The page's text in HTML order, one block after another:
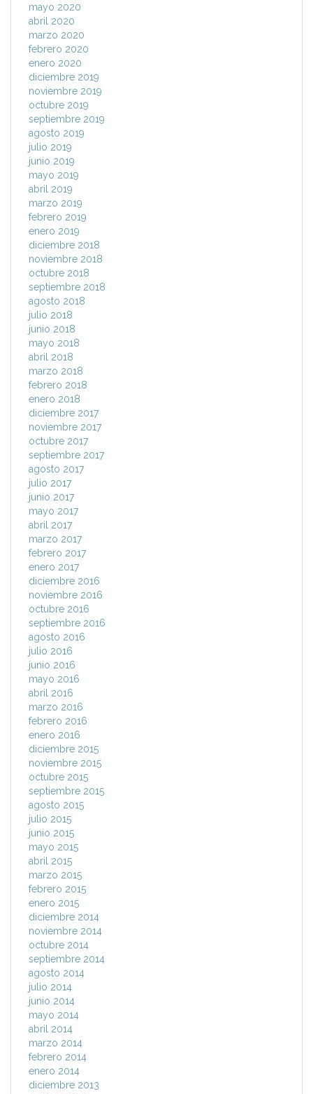
mayo 2020
abril 2020
marzo 2020
febrero 2020
enero 2020
diciembre 2019
noviembre 2019
octubre 2019
septiembre 2019
agosto 2019
julio 2019
junio 2019
mayo 2019
abril 2019
marzo 2019
febrero 2019
enero 2019
diciembre 2018
noviembre 2018
octubre 2018
septiembre 2018
agosto 2018
julio 2018
junio 2018
mayo 2018
abril 2018
marzo 2018
febrero 2018
enero 2018
diciembre 2017
noviembre 2017
octubre 2017
septiembre 2017
agosto 2017
julio 2017
junio 2017
mayo 2017
abril 2017
marzo 2017
febrero 2017
enero 2017
diciembre 2016
noviembre 2016
octubre 2016
septiembre 2016
agosto 2016
julio 2016
junio 2016
mayo 2016
abril 2016
marzo 2016
febrero 2016
enero 2016
diciembre 2015
noviembre 2015
octubre 2015
septiembre 2015
agosto 2015
julio 2015
junio 2015
mayo 2015
abril 2015
marzo 2015
febrero 2015
enero 2015
diciembre 2014
noviembre 2014
octubre 2014
septiembre 2014
agosto 2014
julio 2014
junio 2014
mayo 2014
abril 2014
marzo 2014
febrero 2014
enero 2014
diciembre 2013